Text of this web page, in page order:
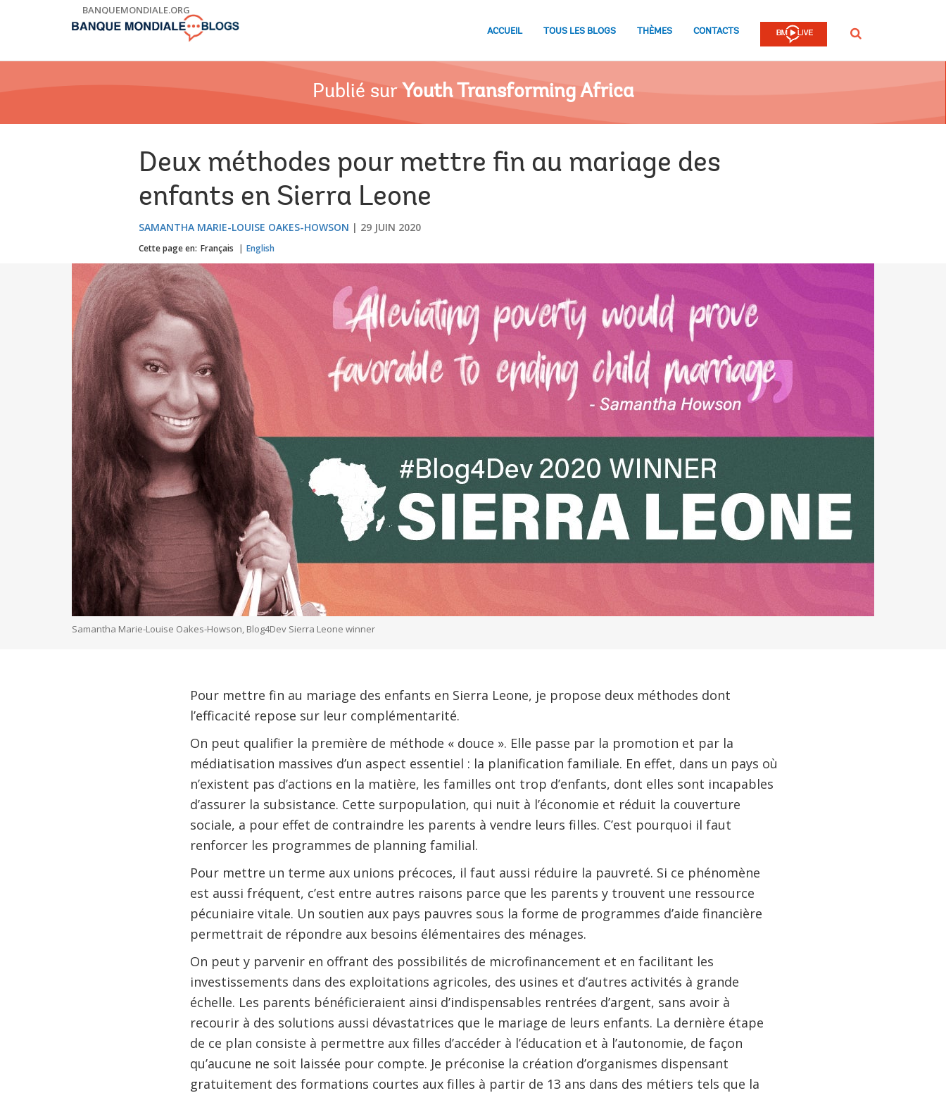
BANQUEMONDIALE.ORG
ACCUEIL TOUS LES BLOGS THÈMES CONTACTS Rechercher
Publié sur Youth Transforming Africa
Deux méthodes pour mettre fin au mariage des
enfants en Sierra Leone
SAMANTHA MARIE-LOUISE OAKES-HOWSON 29 JUIN 2020
Cette page en: Français English
Samantha Marie-Louise Oakes-Howson, Blog4Dev Sierra Leone winner
Pour mettre fin au mariage des enfants en Sierra Leone, je propose deux méthodes dont
l’efficacité repose sur leur complémentarité.
On peut qualifier la première de méthode « douce ». Elle passe par la promotion et par la
médiatisation massives d’un aspect essentiel : la planification familiale. En effet, dans un pays où
n’existent pas d’actions en la matière, les familles ont trop d’enfants, dont elles sont incapables
d’assurer la subsistance. Cette surpopulation, qui nuit à l’économie et réduit la couverture
sociale, a pour effet de contraindre les parents à vendre leurs filles. C’est pourquoi il faut
renforcer les programmes de planning familial.
Pour mettre un terme aux unions précoces, il faut aussi réduire la pauvreté. Si ce phénomène
est aussi fréquent, c’est entre autres raisons parce que les parents y trouvent une ressource
pécuniaire vitale. Un soutien aux pays pauvres sous la forme de programmes d’aide financière
permettrait de répondre aux besoins élémentaires des ménages.
On peut y parvenir en offrant des possibilités de microfinancement et en facilitant les
investissements dans des exploitations agricoles, des usines et d’autres activités à grande
échelle. Les parents bénéficieraient ainsi d’indispensables rentrées d’argent, sans avoir à
recourir à des solutions aussi dévastatrices que le mariage de leurs enfants. La dernière étape
de ce plan consiste à permettre aux filles d’accéder à l’éducation et à l’autonomie, de façon
qu’aucune ne soit laissée pour compte. Je préconise la création d’organismes dispensant
gratuitement des formations courtes aux filles à partir de 13 ans dans des métiers tels que la